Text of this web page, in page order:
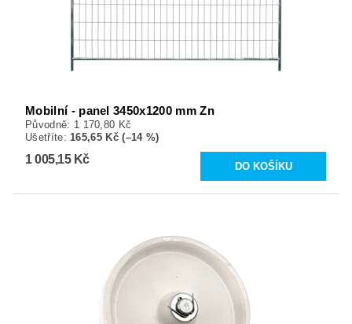
Mobilní - panel 3450x1200 mm Zn
Původně: 1 170,80 Kč
Ušetříte:165,65 Kč (–14 %)
1 005,15 Kč